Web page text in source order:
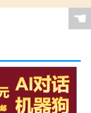
☚